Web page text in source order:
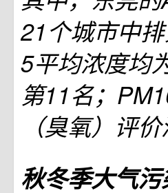
21个城市中
5平均浓度均
第11名；
（臭氧）评
秋冬季大气